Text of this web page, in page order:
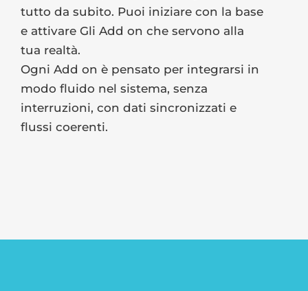
tutto da subito. Puoi iniziare con la base
e attivare Gli Add on che servono alla
tua realtà.
Ogni Add on è pensato per integrarsi in
modo fluido nel sistema, senza
interruzioni, con dati sincronizzati e
flussi coerenti.